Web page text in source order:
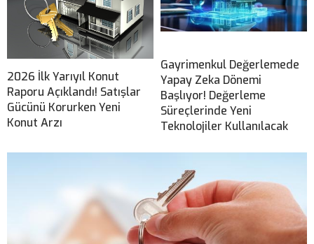
2026 İlk Yarıyıl Konut
Raporu Açıklandı! Satışlar
Gücünü Korurken Yeni
Konut Arzı
Gayrimenkul Değerlemede
Yapay Zeka Dönemi
Başlıyor! Değerleme
Süreçlerinde Yeni
Teknolojiler Kullanılacak